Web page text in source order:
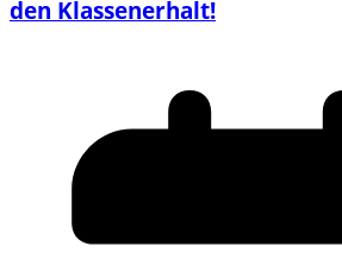
den Klassenerhalt!